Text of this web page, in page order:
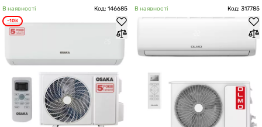
В наявності Код: 146685
-10%
В наявності Код: 317785